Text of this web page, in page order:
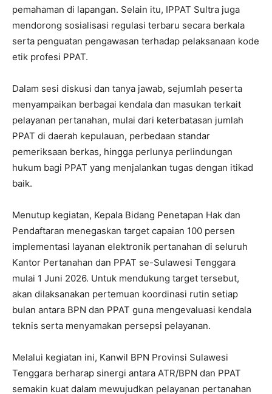
pemahaman di lapangan. Selain itu, IPPAT Sultra juga
mendorong sosialisasi regulasi terbaru secara berkala
serta penguatan pengawasan terhadap pelaksanaan kode
etik profesi PPAT.
Dalam sesi diskusi dan tanya jawab, sejumlah peserta
menyampaikan berbagai kendala dan masukan terkait
pelayanan pertanahan, mulai dari keterbatasan jumlah
PPAT di daerah kepulauan, perbedaan standar
pemeriksaan berkas, hingga perlunya perlindungan
hukum bagi PPAT yang menjalankan tugas dengan itikad
baik.
Menutup kegiatan, Kepala Bidang Penetapan Hak dan
Pendaftaran menegaskan target capaian 100 persen
implementasi layanan elektronik pertanahan di seluruh
Kantor Pertanahan dan PPAT se-Sulawesi Tenggara
mulai 1 Juni 2026. Untuk mendukung target tersebut,
akan dilaksanakan pertemuan koordinasi rutin setiap
bulan antara BPN dan PPAT guna mengevaluasi kendala
teknis serta menyamakan persepsi pelayanan.
Melalui kegiatan ini, Kanwil BPN Provinsi Sulawesi
Tenggara berharap sinergi antara ATR/BPN dan PPAT
semakin kuat dalam mewujudkan pelayanan pertanahan